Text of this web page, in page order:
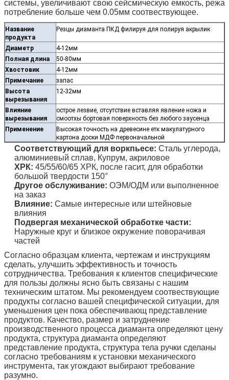
системы, увеличивают свою сейсмическую емкость, режа
потребление больше чем 0.05мм соотвествующее.
Название
продукта
Резцы диаманта ПКД филируя для полируя акрылик
Диаметр
4-12мм
Полная длина
50-80мм
Хвостовик
4-12мм
Примечание
запас
Высота
вырезывания
12-32мм
Влияние
вырезывания
острое лезвие, отсутствие вставляя явление ножа и
смоотхы бортовая поверхность без любого заусенца
Применение
Высокая точность на древесине етк макулатурного
картона доски МДФ первоначальной
Соответствующий для воркпьесе: Сталь углерода,
алюминиевый сплав, Купрум, акриловое
ХРК: 45/55/60/65 ХРК, после гасит, для обработки
большой твердости 150°
Другое обслуживание: ОЭМ/ОДМ или выполненное
на заказ
Влияние: Самые интересные или штейновые
влияния
Подвергая механической обработке части:
Наружные круг и близкое окружение поворачивая
частей
Согласно образцам клиента, чертежам и инструкциям
сделать, улучшить эффективность и точность
сотрудничества. Требования к клиентов специфические
для пользы должны ясно быть связаны с нашим
техническим штатом. Мы рекомендуем соотвествующие
продукты согласно вашей специфической ситуации, для
уменьшения цен пока обеспечивающ представление
продуктов. Качество, размер и затруднение
производственного процесса диаманта определяют цену
продукта, структура диаманта определяют
представление продукта, структура тела ручки сделаны
согласно требованиям к установки механического
инструмента, так угождают выбирают требование
разумно.